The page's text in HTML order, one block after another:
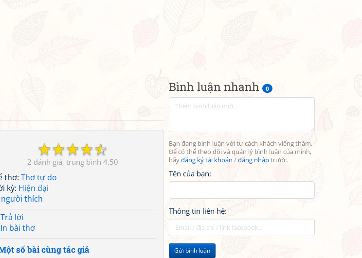
Bình luận nhanh 0
Bạn đang bình luận với tư cách khách viếng thăm.
Để có thể theo dõi và quản lý bình luận của mình,
hãyđăng ký tài khoản /đăng nhậptrước.
Tên của bạn:
Thông tin liên hệ:
Gửi bình luận
☆
☆
☆
☆
☆
2 4.50
thơ: Thơ tự do
kỳ: Hiện đại
người thích
Trả lời
In bài thơ
số bài cùng tác giả